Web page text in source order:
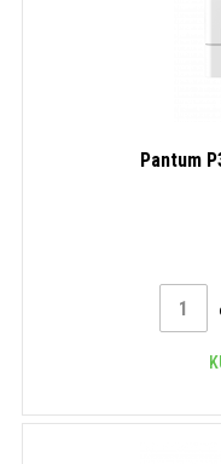
Pantum